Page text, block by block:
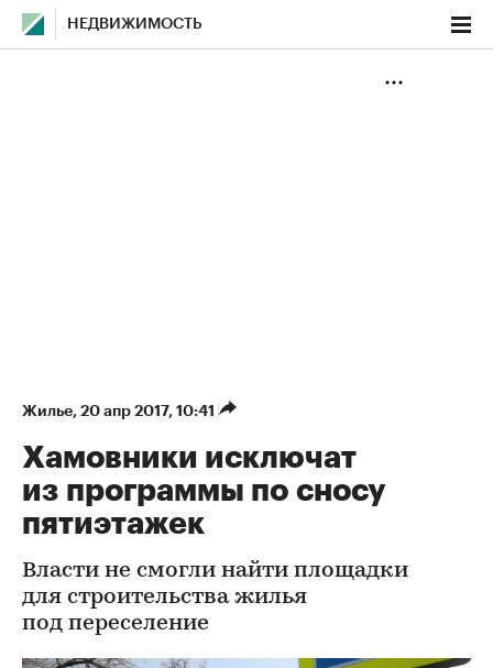
НЕДВИЖИМОСТЬ
Жилье⁠, 20 апр 2017, 10:41
Хамовники исключат
из программы по сносу
пятиэтажек
Власти не смогли найти площадки
для строительства жилья
под переселение